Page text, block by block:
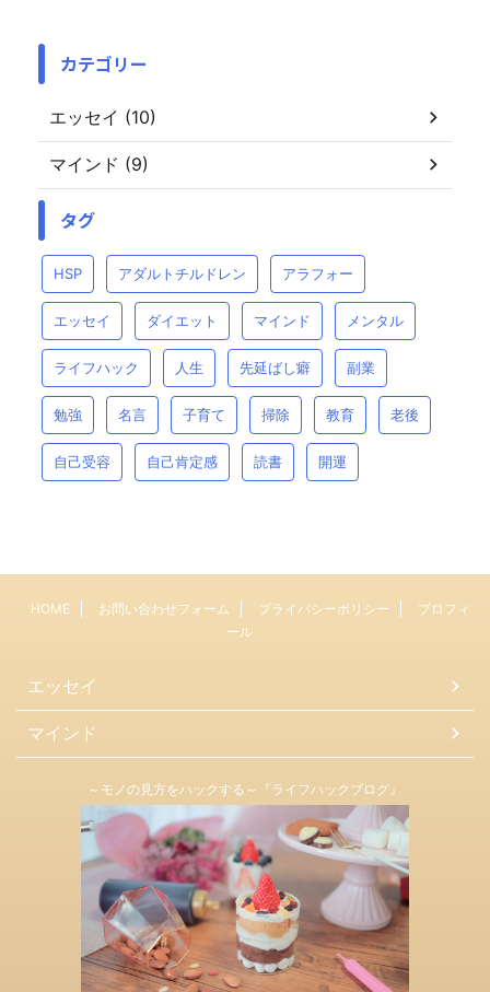
カテゴリー
エッセイ (10)
マインド (9)
タグ
HSP アダルトチルドレン アラフォー
エッセイ ダイエット マインド メンタル
ライフハック 人生 先延ばし癖 副業
勉強 名言 子育て 掃除 教育 老後
自己受容 自己肯定感 読書 開運
HOME お問い合わせフォーム プライバシーポリシー
プロフィ
ール
エッセイ
マインド
～モノの見方をハックする～『ライフハックブログ』